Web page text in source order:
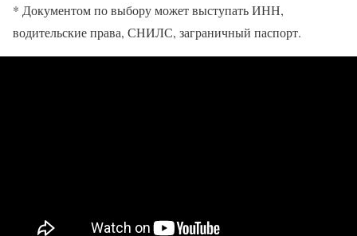
* Документом по выбору может выступать ИНН,
водительские права, СНИЛС, заграничный паспорт.